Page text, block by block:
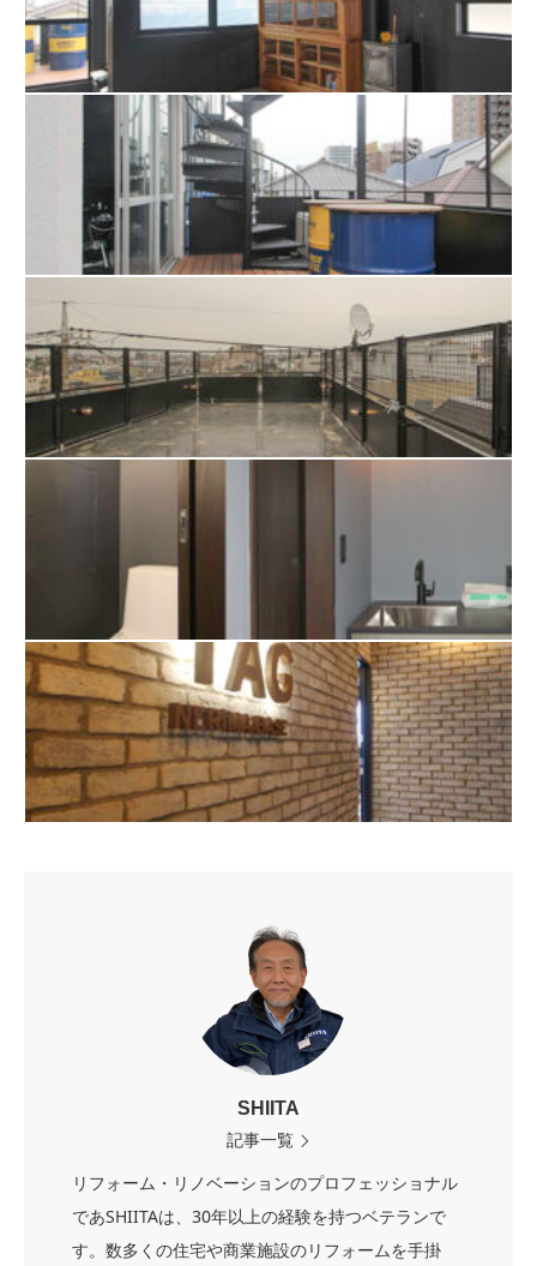
SHIITA
記事一覧
リフォーム・リノベーションのプロフェッショナル
であSHIITAは、30年以上の経験を持つベテランで
す。数多くの住宅や商業施設のリフォームを手掛